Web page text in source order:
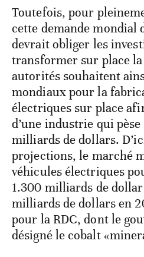
Toutefois, pour
cette demande mondial
devrait obliger les
transformer sur place
autorités souhaitent
mondiaux pour la
électriques sur place
d’une industrie qui
milliards de dollars.
projections, le marché
véhicules électriques
1.300 milliards de
milliards de dollars en
pour la RDC, dont le
désigné le cobalt